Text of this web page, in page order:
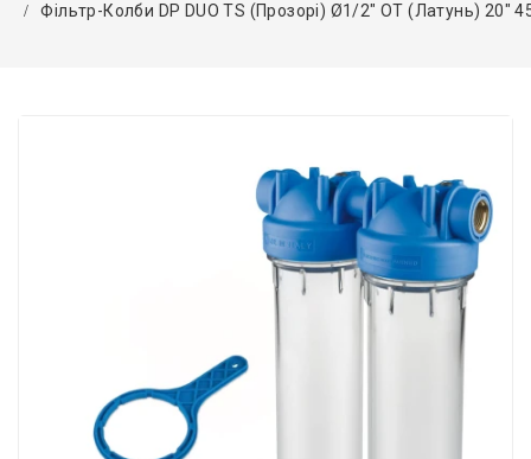
Фільтр-Колби DP DUO TS (прозорі) Ø1/2″ OT (латунь) 20″